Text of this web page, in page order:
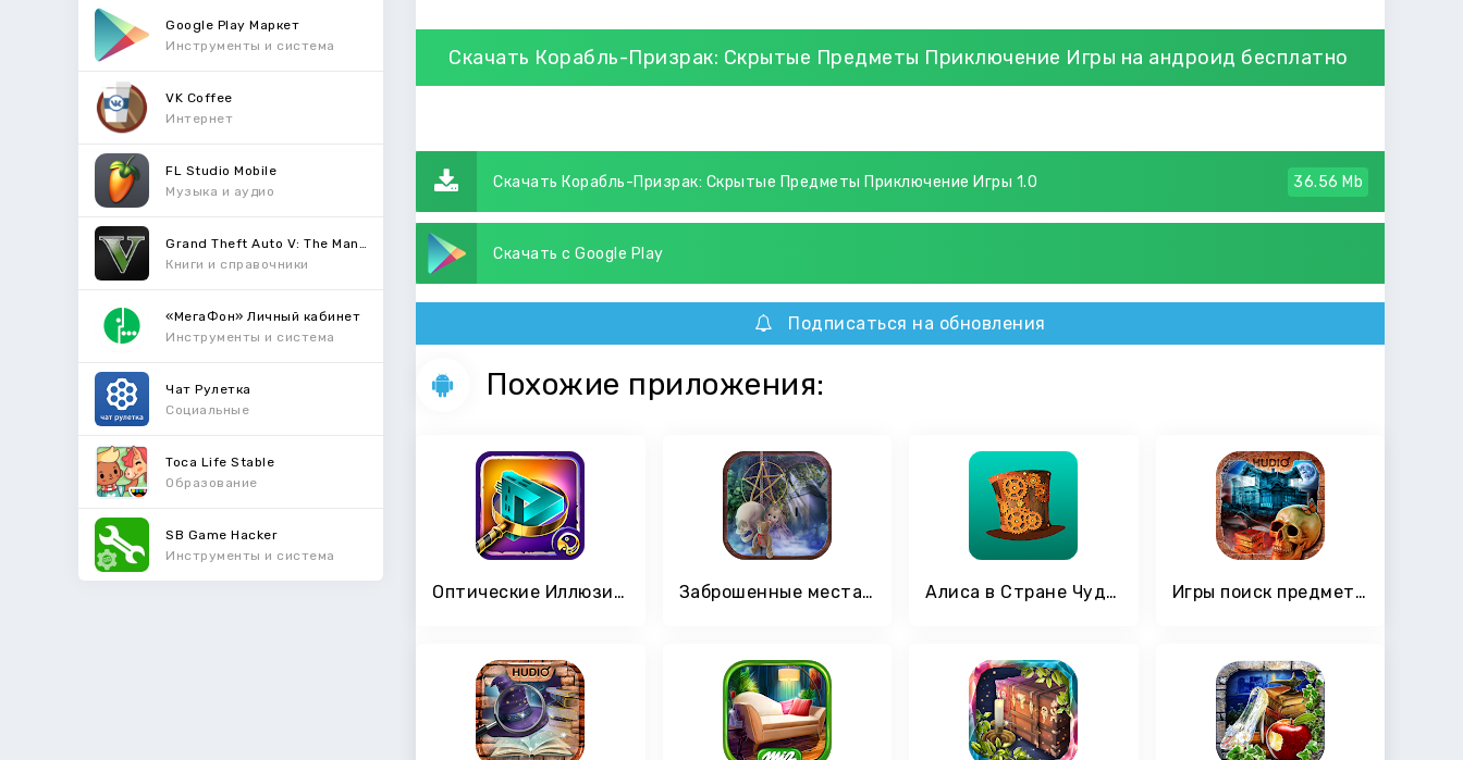
Google Play Маркет
Инструменты и система
VK Coffee
Интернет
FL Studio Mobile
Музыка и аудио
Книги и справочники
«МегаФон» Личный кабинет
Инструменты и система
Чат Рулетка
Социальные
Toca Life Stable
Образование
SB Game Hacker
Инструменты и система
Скачать Корабль-Призрак: Скрытые Предметы Приключение Игры на андроид бесплатно
Скачать Корабль-Призрак: Скрытые Предметы Приключение Игры 1.0 36.56 Mb
Скачать с Google Play
Подписаться на обновления
Похожие приложения:
Оптические Иллюзии — Игра поиск предметов Заброшенные места Скрытые предметы игры бесплатно Алиса в Стране Чудес — Поиск предметов бесплатно Игры поиск предметов — Дом призраков